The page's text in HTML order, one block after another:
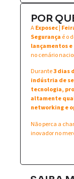
POR
AExposec |
Segurança é o
lançamentos
no cenário
Durante3 dias
indústria de
tecnologia,
altamente
networking e
Não perca a
inovador no